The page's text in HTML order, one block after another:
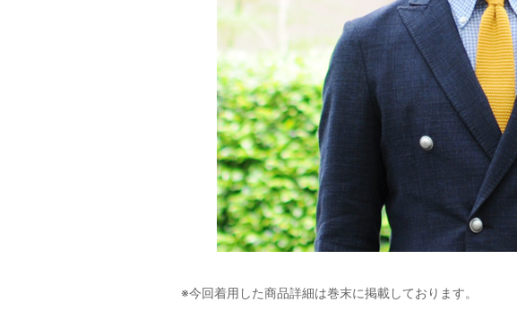
※今回着用した商品詳細は巻末に掲載しております。